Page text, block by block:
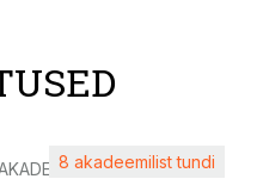
8 akadeemilist tundi